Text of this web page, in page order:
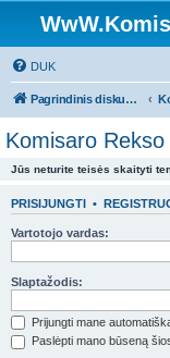
DUK
Pagrindinis diskusijų puslapis
Komisaro
Jūs neturite teisės skaityti
PRISIJUNGTI •
Vartotojo vardas:
Slaptažodis:
Prijungti mane
Paslėpti mano būseną